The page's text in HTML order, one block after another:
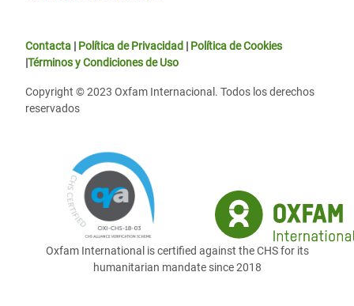
Contacta | Política de Privacidad | Política de Cookies
|Términos y Condiciones de Uso
Copyright © 2023 Oxfam Internacional. Todos los derechos
reservados
Oxfam International is certified against the CHS for its
humanitarian mandate since 2018